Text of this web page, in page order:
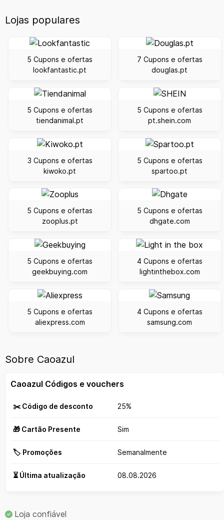
Lojas populares
5 Cupons e ofertas
lookfantastic.pt
7 Cupons e ofertas
douglas.pt
5 Cupons e ofertas
tiendanimal.pt
5 Cupons e ofertas
pt.shein.com
3 Cupons e ofertas
kiwoko.pt
5 Cupons e ofertas
spartoo.pt
5 Cupons e ofertas
zooplus.pt
5 Cupons e ofertas
dhgate.com
5 Cupons e ofertas
geekbuying.com
4 Cupons e ofertas
lightinthebox.com
5 Cupons e ofertas
aliexpress.com
4 Cupons e ofertas
samsung.com
Sobre Caoazul
Caoazul Códigos e vouchers
✂️ Código de desconto 25%
🎁 Cartão Presente Sim
🏷️ Promoções Semanalmente
⏳ Última atualização 08.08.2026
Loja confiável